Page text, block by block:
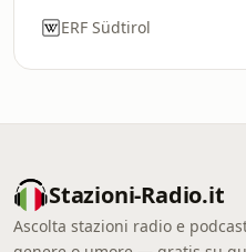
ERF Südtirol
Stazioni-Radio.it
Ascolta stazioni radio e